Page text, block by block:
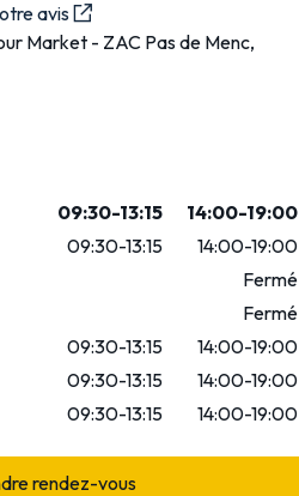
avis
Market - ZAC Pas de Menc,
09:30-13:15
14:00-19:00
09:30-13:15
14:00-19:00
Fermé
Fermé
09:30-13:15
14:00-19:00
09:30-13:15
14:00-19:00
09:30-13:15
14:00-19:00
rendez-vous